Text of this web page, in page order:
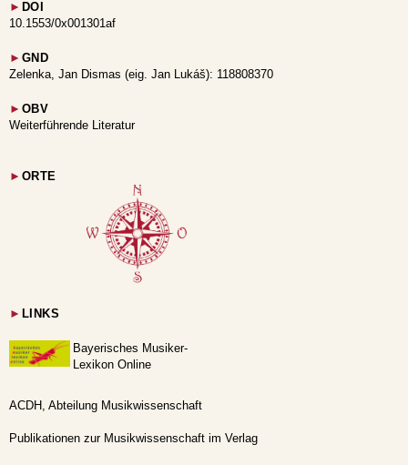
► DOI
10.1553/0x001301af
► GND
Zelenka, Jan Dismas (eig. Jan Lukáš): 118808370
► OBV
Weiterführende Literatur
► ORTE
► LINKS
Bayerisches Musiker-
Lexikon Online
ACDH, Abteilung Musikwissenschaft
Publikationen zur Musikwissenschaft im Verlag